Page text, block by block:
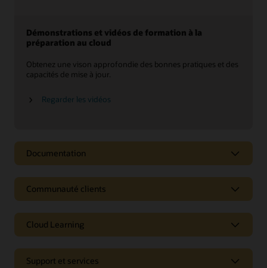
Démonstrations et vidéos de formation à la
préparation au cloud
Obtenez une vison approfondie des bonnes pratiques et des
capacités de mise à jour.
Regarder les vidéos
Documentation
E-book : Points de vue sur l'industrie manufacturière
Communauté clients
Cloud Learning
Support et services